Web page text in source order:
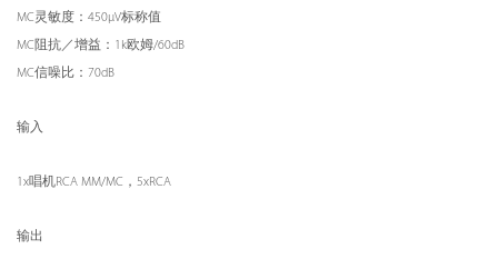
MC灵敏度：450µV标称值
MC阻抗／增益：1k欧姆/60dB
MC信噪比：70dB
输入
1x唱机RCA MM/MC，5xRCA
输出